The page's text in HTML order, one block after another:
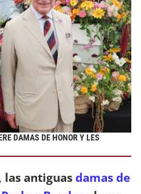
DAMAS DE HONOR Y LES
las antiguasdamas de